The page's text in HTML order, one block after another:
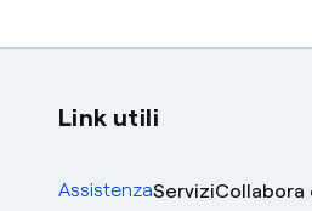
Link utili
AssistenzaServiziCollabora